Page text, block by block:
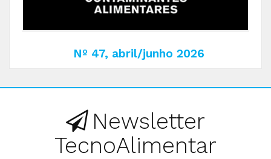
Nº 47, abril/junho 2026
Newsletter
TecnoAlimentar